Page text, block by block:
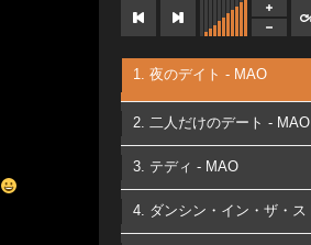
1. 夜のデイト - MAO
2. 二人だけのデート - MAO
3. テディ - MAO